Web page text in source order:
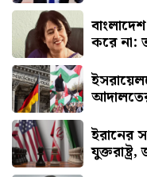
করে না:
ইরানের